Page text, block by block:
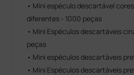
• Mini espéculo descartável
diferentes - 1000 peças
• Mini Espéculos descartáveis
peças
• Mini espéculos descartáveis
• Mini Espéculos descartáveis